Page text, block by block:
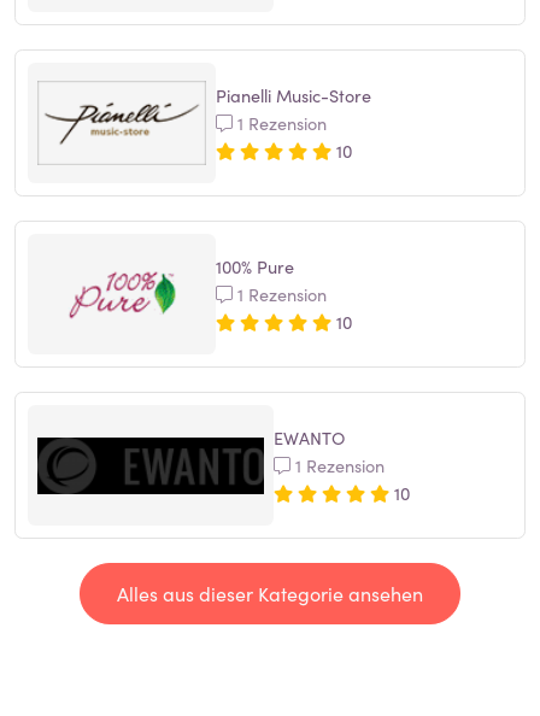
Pianelli Music-Store
1 Rezension
10
100% Pure
1 Rezension
10
EWANTO
1 Rezension
10
Alles aus dieser Kategorie ansehen